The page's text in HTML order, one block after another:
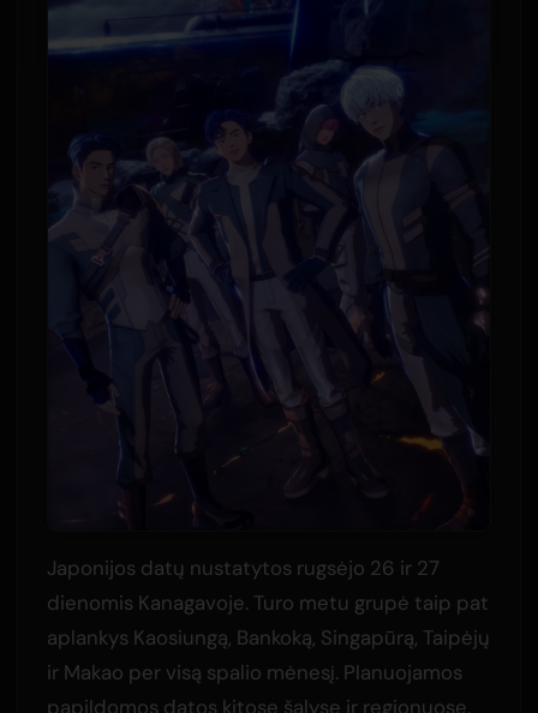
Japonijos datų nustatytos rugsėjo 26 ir 27
dienomis Kanagavoje. Turo metu grupė taip pat
aplankys Kaosiungą, Bankoką, Singapūrą, Taipėjų
ir Makao per visą spalio mėnesį. Planuojamos
papildomos datos kitose šalyse ir regionuose,